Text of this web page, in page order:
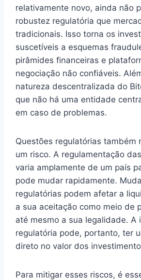
relativamente novo, ainda não
robustez regulatória que
tradicionais. Isso torna os
suscetíveis a esquemas
pirâmides financeiras e
negociação não confiáveis.
natureza descentralizada do
que não há uma entidade
em caso de problemas.
Questões regulatórias também
um risco. A regulamentação
varia amplamente de um país
pode mudar rapidamente.
regulatórias podem afetar a
a sua aceitação como meio de
até mesmo a sua legalidade. A
regulatória pode, portanto, ter
direto no valor dos
Para mitigar esses riscos, é